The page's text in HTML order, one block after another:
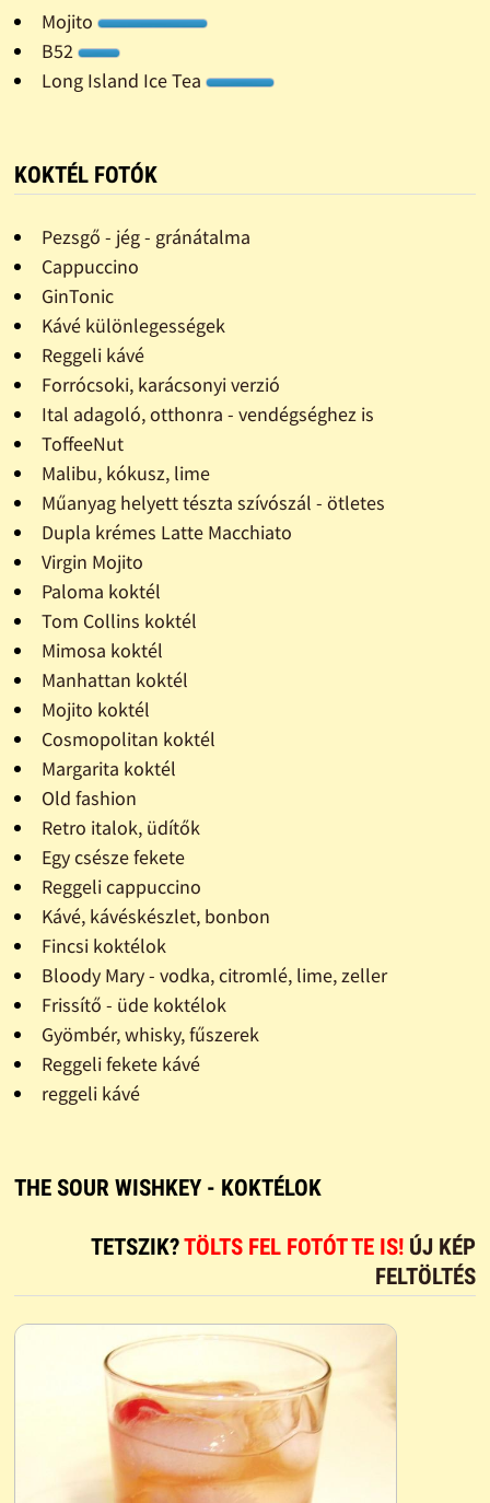
Mojito
B52
Long Island Ice Tea
KOKTÉL FOTÓK
Pezsgő - jég - gránátalma
Cappuccino
GinTonic
Kávé különlegességek
Reggeli kávé
Forrócsoki, karácsonyi verzió
Ital adagoló, otthonra - vendégséghez is
ToffeeNut
Malibu, kókusz, lime
Műanyag helyett tészta szívószál - ötletes
Dupla krémes Latte Macchiato
Virgin Mojito
Paloma koktél
Tom Collins koktél
Mimosa koktél
Manhattan koktél
Mojito koktél
Cosmopolitan koktél
Margarita koktél
Old fashion
Retro italok, üdítők
Egy csésze fekete
Reggeli cappuccino
Kávé, kávéskészlet, bonbon
Fincsi koktélok
Bloody Mary - vodka, citromlé, lime, zeller
Frissítő - üde koktélok
Gyömbér, whisky, fűszerek
Reggeli fekete kávé
reggeli kávé
THE SOUR WISHKEY - KOKTÉLOK
TETSZIK?TÖLTS FEL FOTÓT TE IS! ÚJ KÉP
FELTÖLTÉS